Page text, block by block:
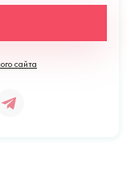
сайта